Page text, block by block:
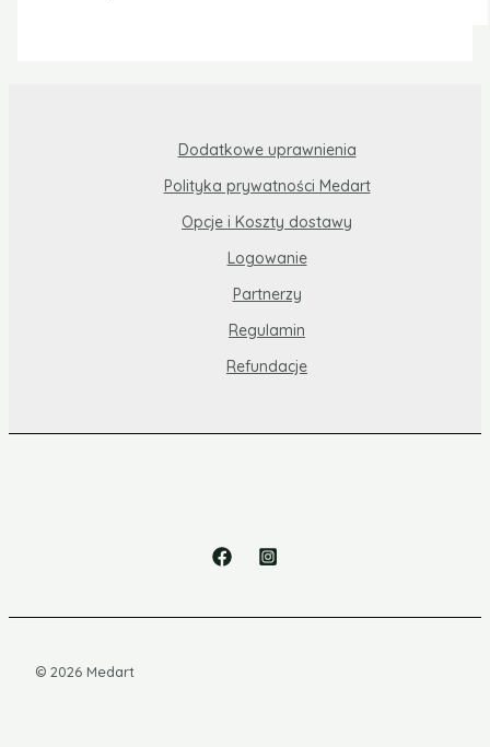
Dodatkowe uprawnienia
Polityka prywatności Medart
Opcje i Koszty dostawy
Logowanie
Partnerzy
Regulamin
Refundacje
© 2026 Medart